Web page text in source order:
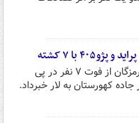
با ۷ کشته
رییس پلیس راه هرمزگان از فوت ۷ نفر در پی
کهورستان به لار خبرداد.